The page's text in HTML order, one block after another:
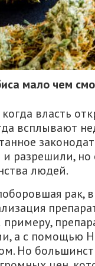
мало чем
власть
всплывают
и разрешили,
людей.
рак,
а с
Но